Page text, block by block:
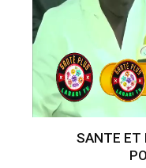
SANTE ET